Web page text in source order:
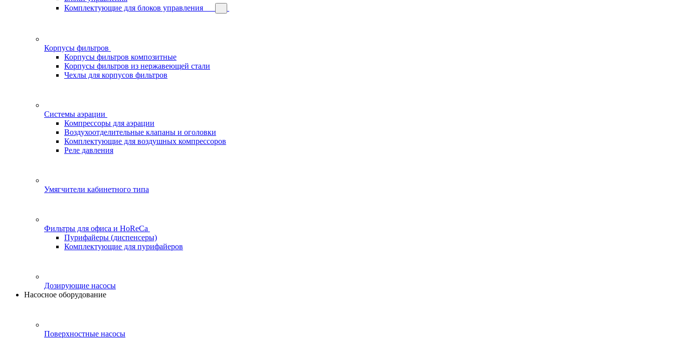
Комплектующие для блоков управления
Корпусы фильтров
Корпусы фильтров композитные
Корпусы фильтров из нержавеющей стали
Чехлы для корпусов фильтров
Системы аэрации
Компрессоры для аэрации
Воздухоотделительные клапаны и оголовки
Комплектующие для воздушных компрессоров
Реле давления
Умягчители кабинетного типа
Фильтры для офиса и HoReCa
Пурифайеры (диспенсеры)
Комплектующие для пурифайеров
Дозирующие насосы
Насосное оборудование
Поверхностные насосы